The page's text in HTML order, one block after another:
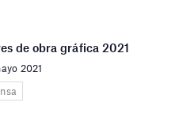
de obra gráfica 2021
2021